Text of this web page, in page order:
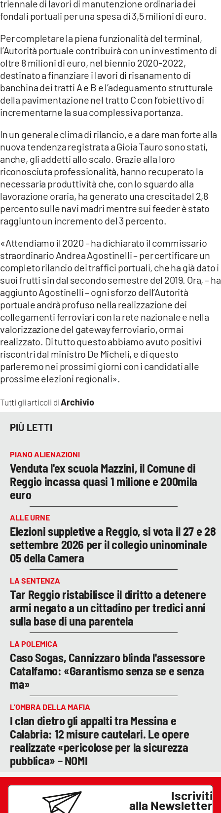
Tutti gli articoli diArchivio
triennale di lavori di manutenzione ordinaria dei
fondali portuali per una spesa di 3,5 milioni di euro.
Per completare la piena funzionalità del terminal,
l’Autorità portuale contribuirà con un investimento di
oltre 8 milioni di euro, nel biennio 2020-2022,
destinato a finanziare i lavori di risanamento di
banchina dei tratti A e B e l’adeguamento strutturale
della pavimentazione nel tratto C con l’obiettivo di
incrementarne la sua complessiva portanza.
In un generale clima di rilancio, e a dare man forte alla
nuova tendenza registrata a Gioia Tauro sono stati,
anche, gli addetti allo scalo. Grazie alla loro
riconosciuta professionalità, hanno recuperato la
necessaria produttività che, con lo sguardo alla
lavorazione oraria, ha generato una crescita del 2,8
percento sulle navi madri mentre sui feeder è stato
raggiunto un incremento del 3 percento.
«Attendiamo il 2020 – ha dichiarato il commissario
straordinario Andrea Agostinelli – per certificare un
completo rilancio dei traffici portuali, che ha già dato i
suoi frutti sin dal secondo semestre del 2019. Ora, – ha
aggiunto Agostinelli – ogni sforzo dell’Autorità
portuale andrà profuso nella realizzazione dei
collegamenti ferroviari con la rete nazionale e nella
valorizzazione del gateway ferroviario, ormai
realizzato. Di tutto questo abbiamo avuto positivi
riscontri dal ministro De Micheli, e di questo
parleremo nei prossimi giorni con i candidati alle
prossime elezioni regionali».
PIÙ LETTI
PIANO ALIENAZIONI
Venduta l'ex scuola Mazzini, il Comune di
Reggio incassa quasi 1 milione e 200mila
euro
ALLE URNE
Elezioni suppletive a Reggio, si vota il 27 e 28
settembre 2026 per il collegio uninominale
05 della Camera
LA SENTENZA
Tar Reggio ristabilisce il diritto a detenere
armi negato a un cittadino per tredici anni
sulla base di una parentela
LA POLEMICA
Caso Sogas, Cannizzaro blinda l'assessore
Catalfamo: «Garantismo senza se e senza
ma»
L’OMBRA DELLA MAFIA
I clan dietro gli appalti tra Messina e
Calabria: 12 misure cautelari. Le opere
realizzate «pericolose per la sicurezza
pubblica» – NOMI
Iscriviti
alla Newsletter